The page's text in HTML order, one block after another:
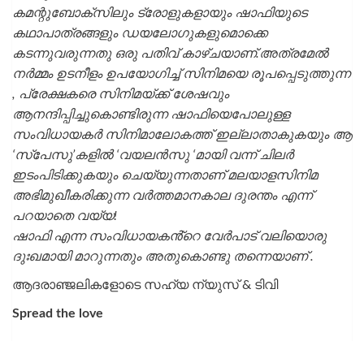
കമന്റുബോക്‌സിലും ട്രോളുകളായും ഷാഫിയുടെ
കഥാപാത്രങ്ങളും ഡയലോഗുകളുമൊക്കെ
കടന്നുവരുന്നതു ഒരു പതിവ് കാഴ്ചയാണ്.അത്രമേൽ
നർമ്മം ഉടനീളം ഉപയോഗിച്ച് സിനിമയെ രൂപപ്പെടുത്തുന്ന
, പ്രേക്ഷകരെ സിനിമയ്ക്ക് ശേഷവും
ആനന്ദിപ്പിച്ചുകൊണ്ടിരുന്ന ഷാഫിയെപോലുള്ള
സംവിധായകർ സിനിമാലോകത്ത് ഇല്ലാതാകുകയും ആ
‘സ്‌പേസു’കളിൽ ‘വയലൻസു ‘മായി വന്ന് ചിലർ
ഇടംപിടിക്കുകയും ചെയ്യുന്നതാണ് മലയാളസിനിമ
അഭിമുഖീകരിക്കുന്ന വർത്തമാനകാല ദുരന്തം എന്ന്
പറയാതെ വയ്യ!
ഷാഫി എന്ന സംവിധായകൻ്റെ വേർപാട് വലിയൊരു
ദുഃഖമായി മാറുന്നതും അതുകൊണ്ടു തന്നെയാണ് .
ആദരാഞ്ജലികളോടെ സഹ്യ ന്യുസ് & ടിവി
Spread the love